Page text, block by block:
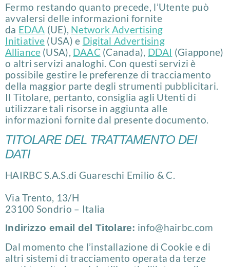
Fermo restando quanto precede, l’Utente può
avvalersi delle informazioni fornite
da EDAA (UE), Network Advertising
Initiative (USA) e Digital Advertising
Alliance(USA), DAAC (Canada), DDAI (Giappone)
o altri servizi analoghi. Con questi servizi è
possibile gestire le preferenze di tracciamento
della maggior parte degli strumenti pubblicitari.
Il Titolare, pertanto, consiglia agli Utenti di
utilizzare tali risorse in aggiunta alle
informazioni fornite dal presente documento.
TITOLARE DEL TRATTAMENTO DEI
DATI
HAIRBC S.A.S.di Guareschi Emilio & C.
Via Trento, 13/H
23100 Sondrio – Italia
Indirizzo email del Titolare: info@hairbc.com
Dal momento che l’installazione di Cookie e di
altri sistemi di tracciamento operata da terze